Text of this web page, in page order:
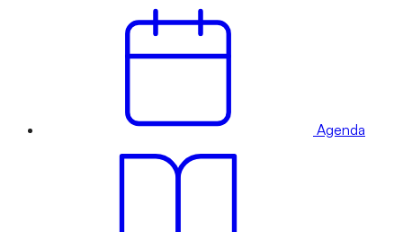
Agenda